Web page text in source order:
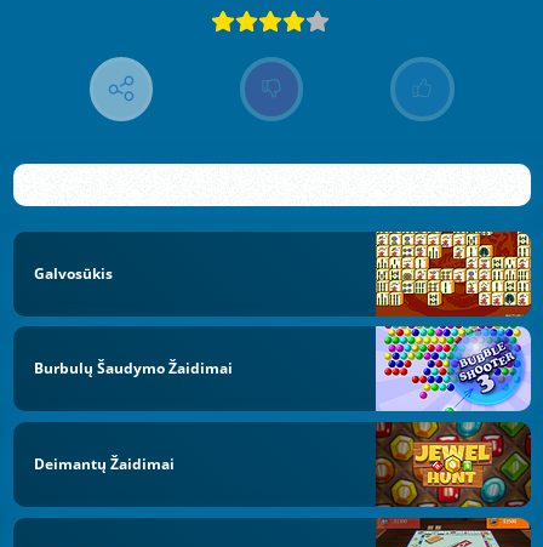
Galvosūkis
Burbulų Šaudymo Žaidimai
Deimantų Žaidimai